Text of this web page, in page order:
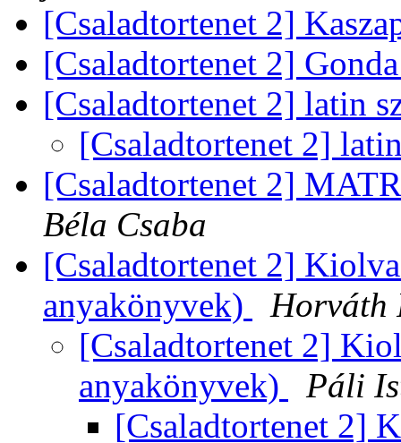
[Csaladtortenet 2]
[Csaladtortenet 2]
[Csaladtortenet 2] latin
[Csaladtortenet 2]
[Csaladtortenet 2]
Béla Csaba
[Csaladtortenet 2]
anyakönyvek)
Horváth
[Csaladtortenet 2]
anyakönyvek)
Páli
[Csaladtortenet 2]